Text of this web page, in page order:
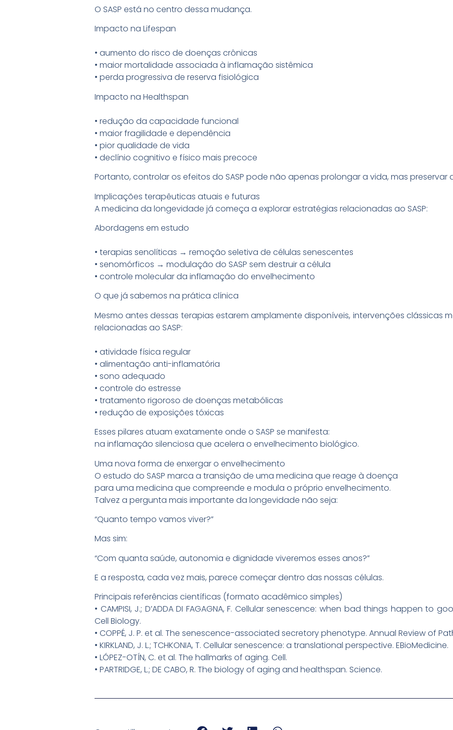
O SASP está no centro dessa mudança.
Impacto na Lifespan
• aumento do risco de doenças crônicas
• maior mortalidade associada à inflamação sistêmica
• perda progressiva de reserva fisiológica
Impacto na Healthspan
• redução da capacidade funcional
• maior fragilidade e dependência
• pior qualidade de vida
• declínio cognitivo e físico mais precoce
Portanto, controlar os efeitos do SASP pode não apenas prolongar a vida, mas preservar
Implicações terapêuticas atuais e futuras
A medicina da longevidade já começa a explorar estratégias relacionadas ao SASP:
Abordagens em estudo
• terapias senolíticas → remoção seletiva de células senescentes
• senomórficos → modulação do SASP sem destruir a célula
• controle molecular da inflamação do envelhecimento
O que já sabemos na prática clínica
Mesmo antes dessas terapias estarem amplamente disponíveis, intervenções clássicas
relacionadas ao SASP:
• atividade física regular
• alimentação anti-inflamatória
• sono adequado
• controle do estresse
• tratamento rigoroso de doenças metabólicas
• redução de exposições tóxicas
Esses pilares atuam exatamente onde o SASP se manifesta:
na inflamação silenciosa que acelera o envelhecimento biológico.
Uma nova forma de enxergar o envelhecimento
O estudo do SASP marca a transição de uma medicina que reage à doença
para uma medicina que compreende e modula o próprio envelhecimento.
Talvez a pergunta mais importante da longevidade não seja:
“Quanto tempo vamos viver?”
Mas sim:
“Com quanta saúde, autonomia e dignidade viveremos esses anos?”
E a resposta, cada vez mais, parece começar dentro das nossas células.
Principais referências científicas (formato acadêmico simples)
• CAMPISI, J.; D’ADDA DI FAGAGNA, F. Cellular senescence: when bad things happen to
Cell Biology.
• COPPÉ, J. P. et al. The senescence-associated secretory phenotype. Annual Review of
• KIRKLAND, J. L.; TCHKONIA, T. Cellular senescence: a translational perspective. EBioMedicine.
• LÓPEZ-OTÍN, C. et al. The hallmarks of aging. Cell.
• PARTRIDGE, L.; DE CABO, R. The biology of aging and healthspan. Science.